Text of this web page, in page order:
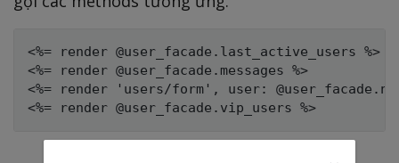
<%= render @user_facade.last_active_users %>
<%= render @user_facade.messages %>
<%= render 'users/form', user: